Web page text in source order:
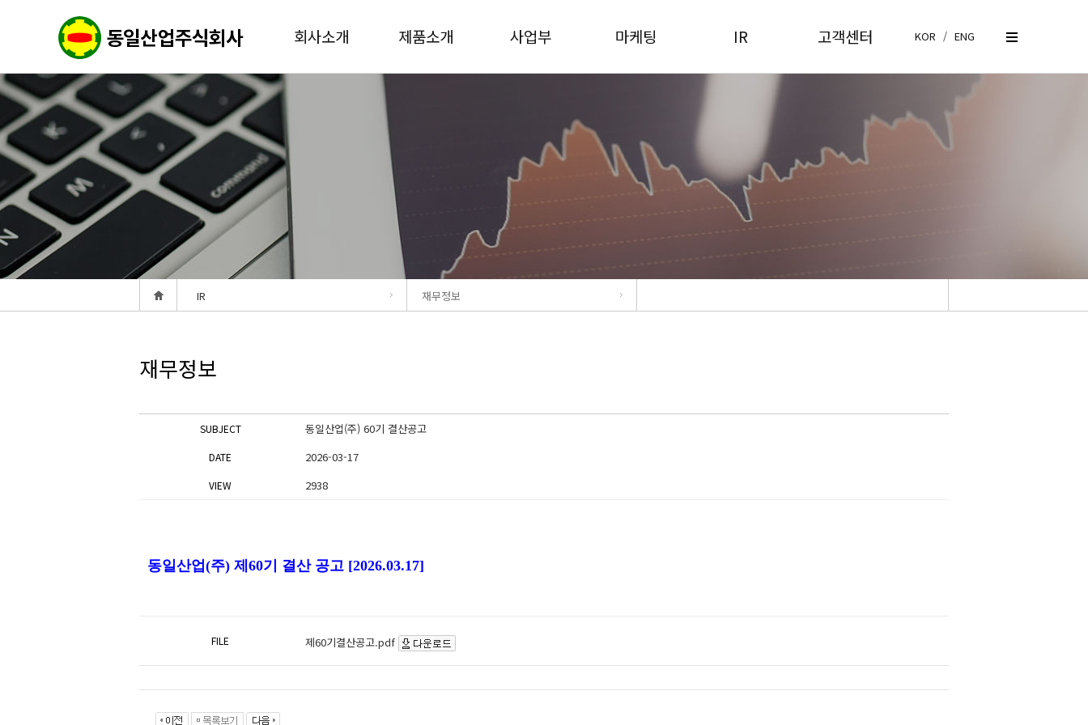
KOR / ENG
회사소개 제품소개 사업부 마케팅 IR 고객센터
IR 재무정보
재무정보
SUBJECT 동일산업(주) 60기 결산공고
DATE 2026-03-17
VIEW 2938
동일산업(주) 제60기 결산 공고 [2026.03.17]
FILE 제60기결산공고.pdf